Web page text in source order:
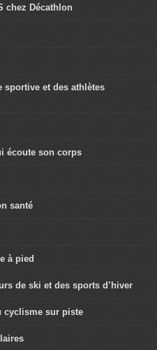
chez Décathlon
sportive et des athlètes
écoute son corps
santé
à pied
de ski et des sports d’hiver
cyclisme sur piste